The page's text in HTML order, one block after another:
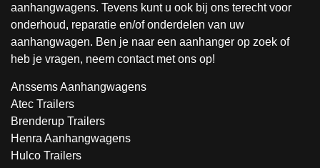
aanhangwagens. Tevens kunt u ook bij ons terecht voor
onderhoud, reparatie en/of onderdelen van uw
aanhangwagen. Ben je naar een aanhanger op zoek of
heb je vragen, neem contact met ons op!
Anssems Aanhangwagens
Atec Trailers
Brenderup Trailers
Henra Aanhangwagens
Hulco Trailers